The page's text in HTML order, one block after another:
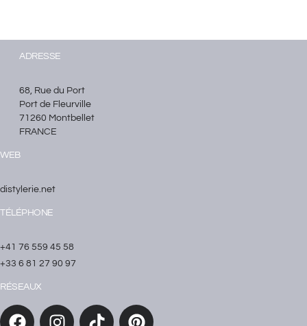
ADRESSE
68, Rue du Port
Port de Fleurville
71260 Montbellet
FRANCE
WEB
distylerie.net
TÉLÉPHONE
+41 76 559 45 58
+33 6 81 27 90 97
RÉSEAUX